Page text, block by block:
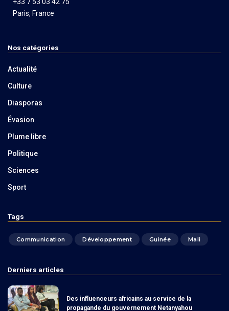
Paris, France
Nos catégories
Actualité
Culture
Diasporas
Évasion
Plume libre
Politique
Sciences
Sport
Tags
Communication Développement Guinée Mali
Derniers articles
Des influenceurs africains au service de la
propagande du gouvernement Netanyahou